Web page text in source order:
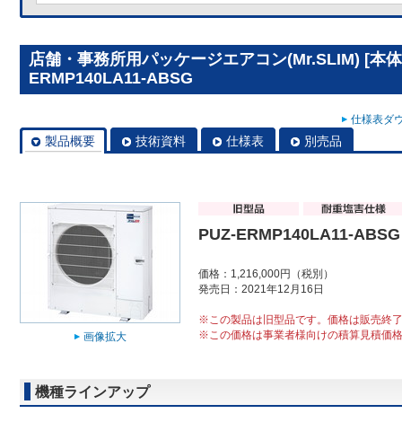
店舗・事務所用パッケージエアコン(Mr.SLIM) [本
ERMP140LA11-ABSG
仕様表ダ
製品概要 技術資料 仕様表 別売品
画像拡大
PUZ-ERMP140LA11-ABSG
価格：1,216,000円（税別）
発売日：2021年12月16日
※この製品は旧型品です。価格は販売終
※この価格は事業者様向けの積算見積価
機種ラインアップ